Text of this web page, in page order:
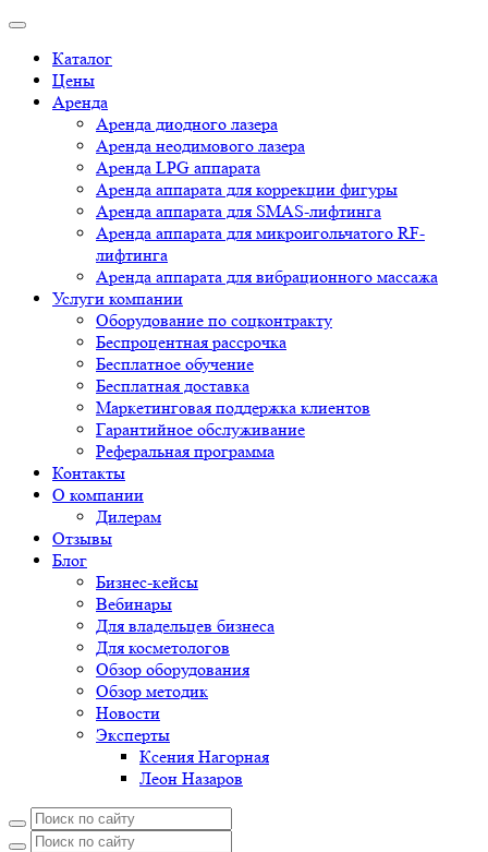
Каталог
Цены
Аренда
Аренда диодного лазера
Аренда неодимового лазера
Аренда LPG аппарата
Аренда аппарата для коррекции фигуры
Аренда аппарата для SMAS-лифтинга
Аренда аппарата для микроигольчатого RF-
лифтинга
Аренда аппарата для вибрационного массажа
Услуги компании
Оборудование по соцконтракту
Беспроцентная рассрочка
Бесплатное обучение
Бесплатная доставка
Маркетинговая поддержка клиентов
Гарантийное обслуживание
Реферальная программа
Контакты
О компании
Дилерам
Отзывы
Блог
Бизнес-кейсы
Вебинары
Для владельцев бизнеса
Для косметологов
Обзор оборудования
Обзор методик
Новости
Эксперты
Ксения Нагорная
Леон Назаров